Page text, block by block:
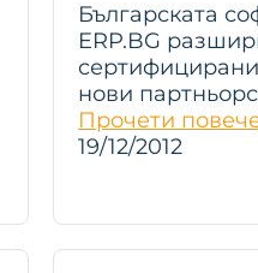
Българската
ERP.BG
нови
Прочети
19/12/2012